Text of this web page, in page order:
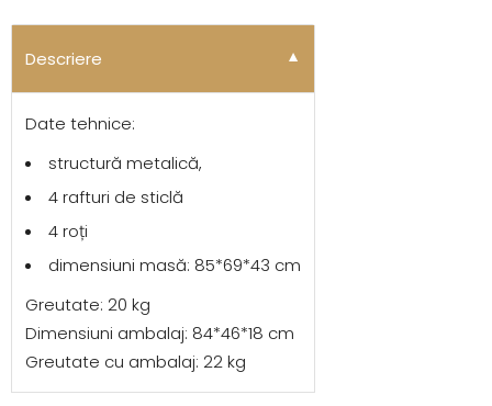
Alternative:
Descriere ▼
Date tehnice:
structură metalică,
4 rafturi de sticlă
4 roți
dimensiuni masă: 85*69*43 cm
Greutate: 20 kg
Dimensiuni ambalaj: 84*46*18 cm
Greutate cu ambalaj: 22 kg